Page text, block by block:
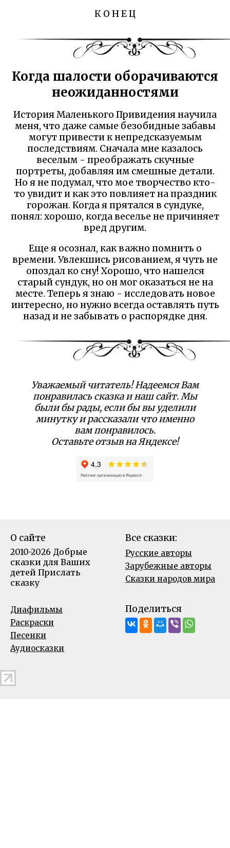
К О Н Е Ц
Когда шалости оборачиваются
неожиданностями
История Маленького Привидения научила
меня, что даже самые безобидные забавы
могут привести к непредсказуемым
последствиям. Сначала мне казалось
веселым - преображать скучные
портреты, добавляя им смешные детали.
Но я не подумал, что мое творчество кто-
то увидит и как это повлияет на праздник
горожан. Когда я прятался в сундуке,
понял: хорошо, когда веселье не причиняет
вред другим.
Еще я осознал, как важно помнить о
времени. Увлекшись рисованием, я чуть не
опоздал ко сну! Хорошо, что нашелся
старый сундук, но он мог оказаться не на
месте. Теперь я знаю - исследовать новое
интересно, но нужно всегда оставлять путь
назад и не забывать о распорядке дня.
Уважаемый читатель! Надеемся Вам
понравилась сказка и наш сайт. Мы
были бы рады, если бы вы уделили
минутку и рассказали что именно
вам понравилось.
Оставьте отзыв на Яндексе!
О сайте
2010-2026 Добрые
сказки для Ваших
детей Прислать
сказку
Все сказки:
Русские авторы
Зарубежные авторы
Сказки народов мира
Диафильмы
Раскраски
Песенки
Аудиосказки
Поделиться